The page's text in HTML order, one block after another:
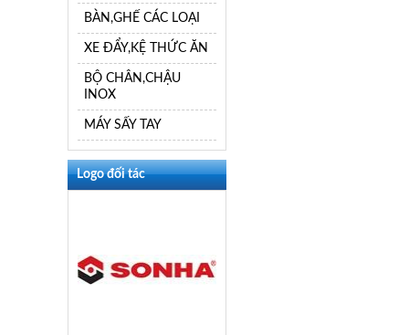
BÀN,GHẾ CÁC LOẠI
XE ĐẨY,KỆ THỨC ĂN
BỘ CHÂN,CHẬU
INOX
MÁY SẤY TAY
Logo đối tác